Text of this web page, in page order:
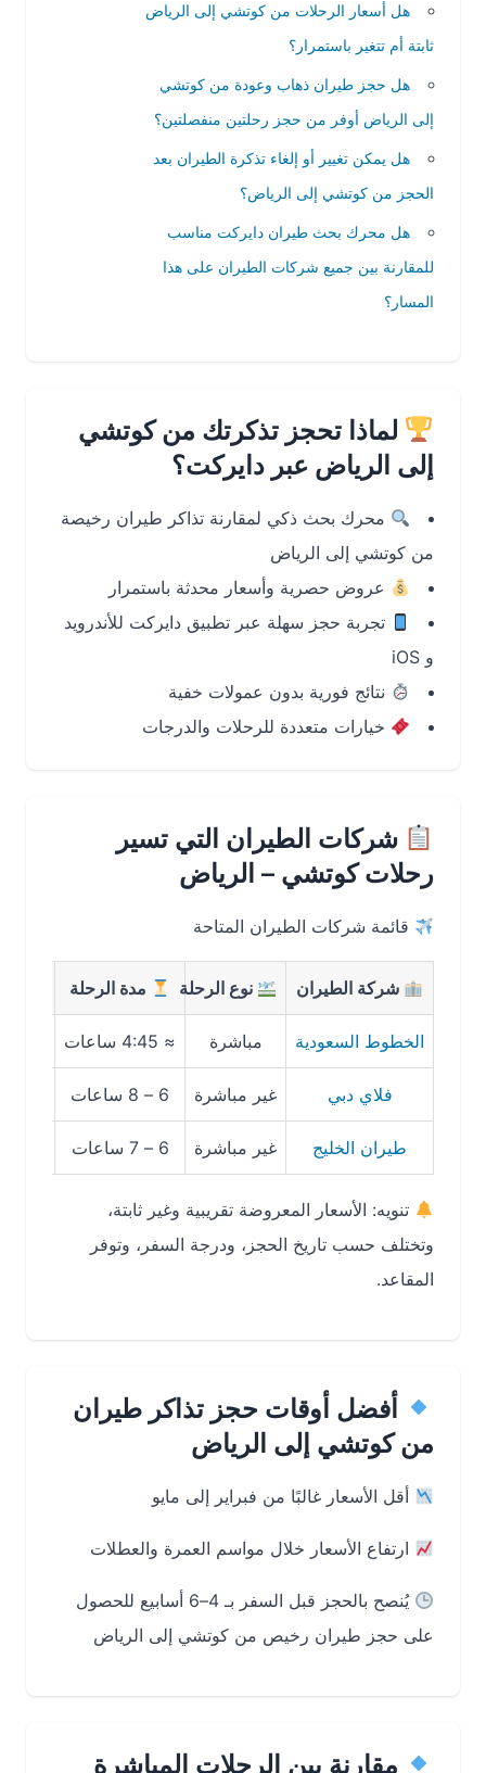
هل أسعار الرحلات من كوتشي إلى الرياض
ثابتة أم تتغير باستمرار؟
هل حجز طيران ذهاب وعودة من كوتشي
إلى الرياض أوفر من حجز رحلتين منفصلتين؟
هل يمكن تغيير أو إلغاء تذكرة الطيران بعد
الحجز من كوتشي إلى الرياض؟
هل محرك بحث طيران دايركت مناسب
للمقارنة بين جميع شركات الطيران على هذا
المسار؟
لماذا تحجز تذكرتك من كوتشي
إلى الرياض عبر دايركت؟
محرك بحث ذكي لمقارنة تذاكر طيران رخيصة
من كوتشي إلى الرياض
عروض حصرية وأسعار محدثة باستمرار
تجربة حجز سهلة عبر تطبيق دايركت للأندرويد
نتائج فورية بدون عمولات خفية
خيارات متعددة للرحلات والدرجات
شركات الطيران التي تسير
رحلات كوتشي – الرياض
قائمة شركات الطيران المتاحة
شركة الطيران نوع الرحلة مدة الرحلة
الخطوط السعودية مباشرة ≈ 4:45 ساعات 1,600 – 2,300 ريال
فلاي دبي غير مباشرة 6 – 8 ساعات 1,300 – 1,900 ريال
طيران الخليج غير مباشرة 6 – 7 ساعات 1,400 – 2,000 ريال
تنويه: الأسعار المعروضة تقريبية وغير ثابتة،
وتختلف حسب تاريخ الحجز، ودرجة السفر، وتوفر
المقاعد.
أفضل أوقات حجز تذاكر طيران
من كوتشي إلى الرياض
أقل الأسعار غالبًا من فبراير إلى مايو
ارتفاع الأسعار خلال مواسم العمرة والعطلات
يُنصح بالحجز قبل السفر بـ 4–6 أسابيع للحصول
على حجز طيران رخيص من كوتشي إلى الرياض
مقارنة بين الرحلات المباشرة